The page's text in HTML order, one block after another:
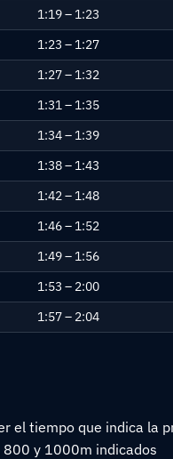
1:19 – 1:23
1:23 – 1:27
1:27 – 1:32
1:31 – 1:35
1:34 – 1:39
1:38 – 1:43
1:42 – 1:48
1:46 – 1:52
1:49 – 1:56
1:53 – 2:00
1:57 – 2:04
el tiempo que indica
y 1000m indicados